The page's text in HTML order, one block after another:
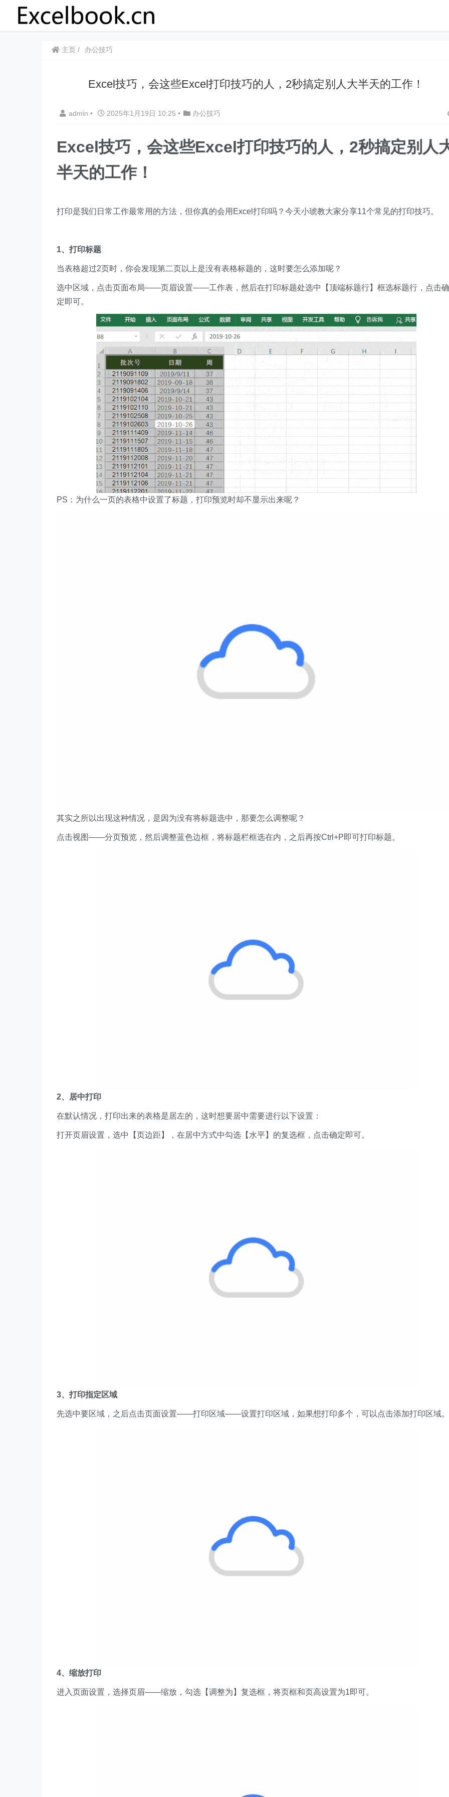
主页 办公技巧
​​Excel技巧，会这些Excel打印技巧的人，2秒搞定别人大半天的工作！
admin • 2025年1月19日 10:25 • 办公技巧
​​Excel技巧，会这些Excel打印技巧的人，2秒搞定别人
半天的工作！
打印是我们日常工作最常用的方法，但你真的会用Excel打印吗？今天小琥教大家分享11个常见的打印技巧。
1、打印标题
当表格超过2页时，你会发现第二页以上是没有表格标题的，这时要怎么添加呢？
选中区域，点击页面布局——页眉设置——工作表，然后在打印标题处选中【顶端标题行】框选标题行，点击确
定即可。
PS：为什么一页的表格中设置了标题，打印预览时却不显示出来呢？
其实之所以出现这种情况，是因为没有将标题选中，那要怎么调整呢？
点击视图——分页预览，然后调整蓝色边框，将标题栏框选在内，之后再按Ctrl+P即可打印标题。
2、居中打印
在默认情况，打印出来的表格是居左的，这时想要居中需要进行以下设置：
打开页眉设置，选中【页边距】，在居中方式中勾选【水平】的复选框，点击确定即可。
3、打印指定区域
先选中要区域，之后点击页面设置——打印区域——设置打印区域，如果想打印多个，可以点击添加打印区域。
4、缩放打印
进入页面设置，选择页眉——缩放，勾选【调整为】复选框，将页框和页高设置为1即可。